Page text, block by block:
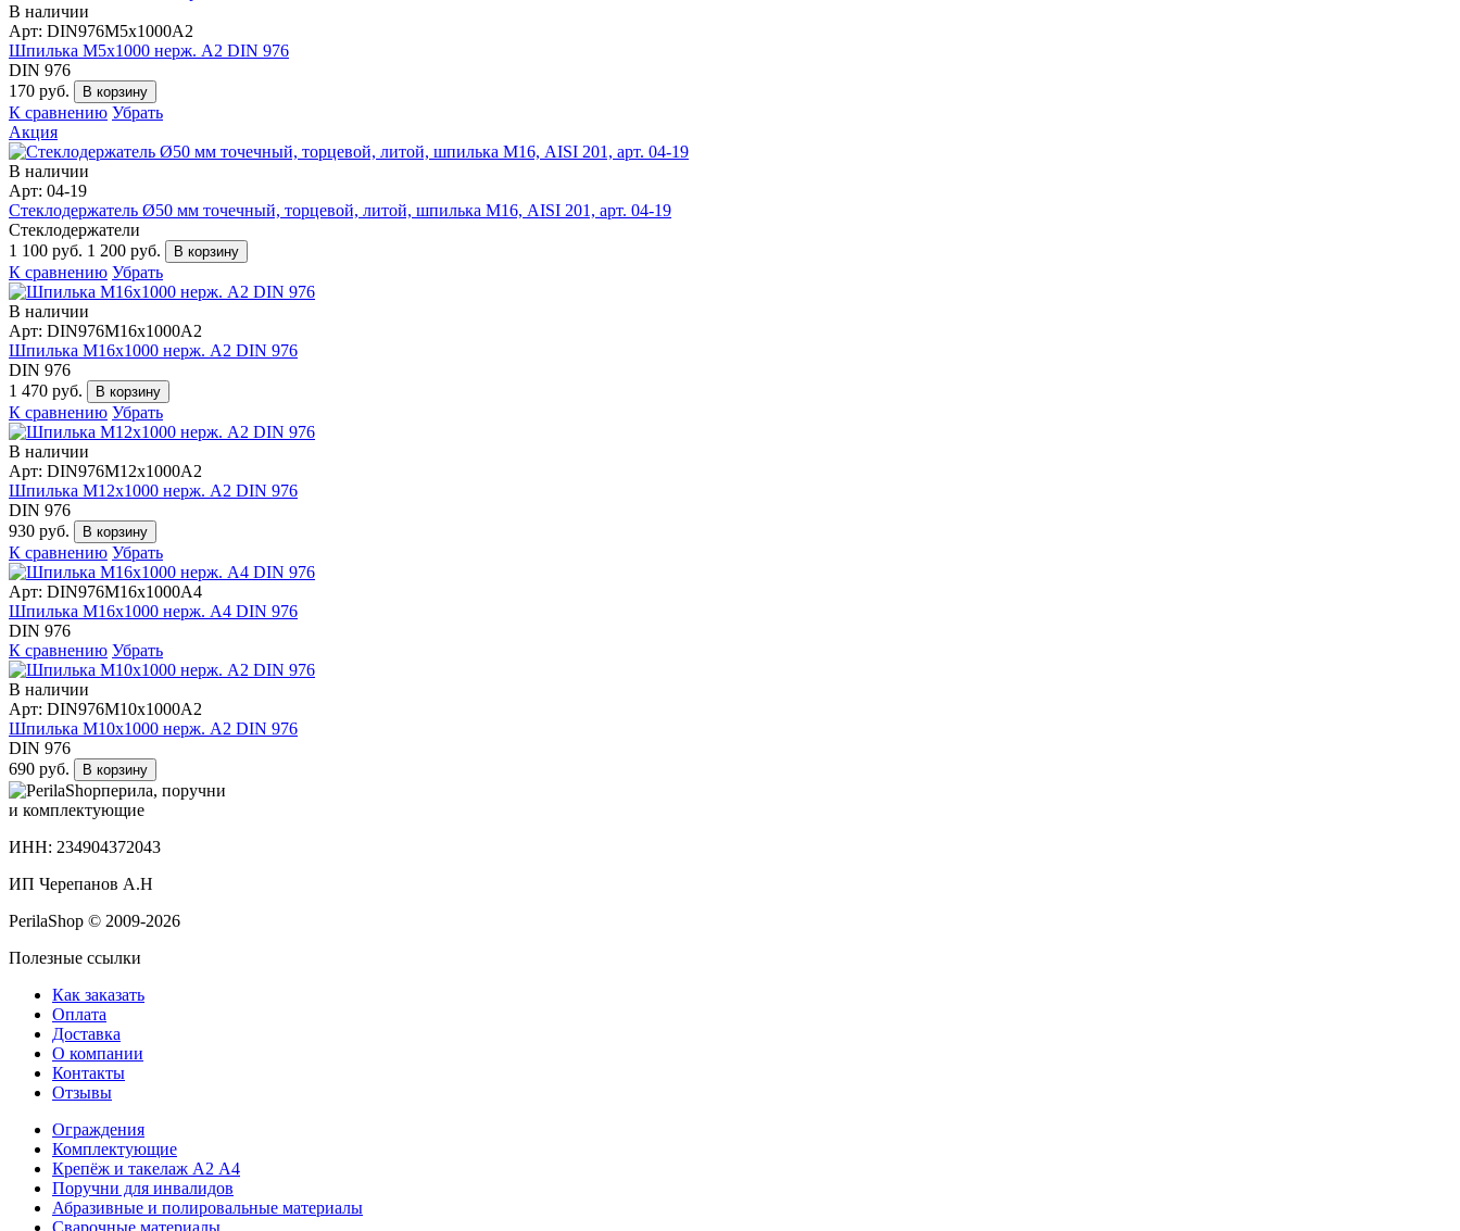
В наличии
Арт: DIN976М5х1000А2
Шпилька М5х1000 нерж. А2 DIN 976
DIN 976
170 руб.
В корзину
К сравнению Убрать
Акция
В наличии
Арт: 04-19
Стеклодержатель Ø50 мм точечный, торцевой, литой, шпилька М16, AISI 201, арт. 04-19
Стеклодержатели
1 100 руб. 1 200 руб. В корзину
К сравнению Убрать
В наличии
Арт: DIN976М16х1000А2
Шпилька М16х1000 нерж. А2 DIN 976
DIN 976
1 470 руб.
В корзину
К сравнению Убрать
В наличии
Арт: DIN976М12х1000А2
Шпилька М12х1000 нерж. А2 DIN 976
DIN 976
930 руб.
В корзину
К сравнению Убрать
Арт: DIN976М16х1000А4
Шпилька М16х1000 нерж. А4 DIN 976
DIN 976
К сравнению Убрать
В наличии
Арт: DIN976М10х1000А2
Шпилька М10х1000 нерж. А2 DIN 976
DIN 976
690 руб.
В корзину
перила, поручни
и комплектующие
ИНН: 234904372043
ИП Черепанов А.Н
PerilaShop © 2009-2026
Полезные ссылки
Как заказать
Оплата
Доставка
О компании
Контакты
Отзывы
Ограждения
Комплектующие
Крепёж и такелаж А2 А4
Поручни для инвалидов
Абразивные и полировальные материалы
Сварочные материалы